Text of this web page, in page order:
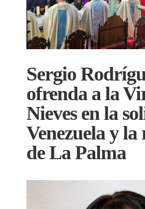
Sergio
ofrenda a la
Nieves en la
Venezuela y
de La Palma